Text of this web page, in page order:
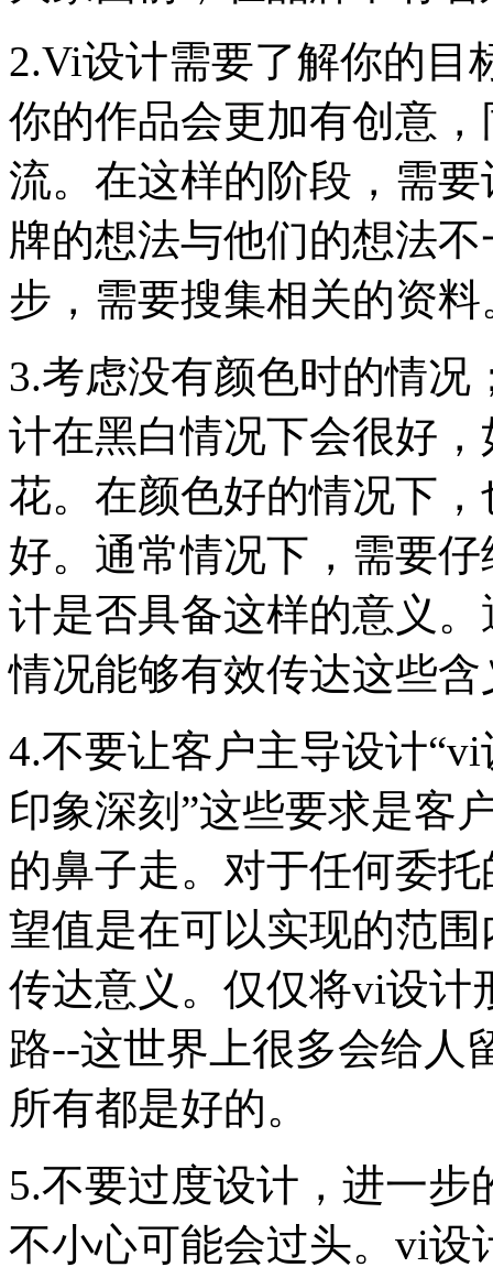
2.Vi设计需要了解你的目
你的作品会更加有创意
流。在这样的阶段，需
牌的想法与他们的想法
步，需要搜集相关的资料
3.考虑没有颜色时的情
计在黑白情况下会很好
花。在颜色好的情况下
好。通常情况下，需要
计是否具备这样的意义
情况能够有效传达这些含
4.不要让客户主导设计
印象深刻”这些要求是客
的鼻子走。对于任何委
望值是在可以实现的范
传达意义。仅仅将vi设计
路--这世界上很多会给人
所有都是好的。
5.不要过度设计，进一
不小心可能会过头。vi设